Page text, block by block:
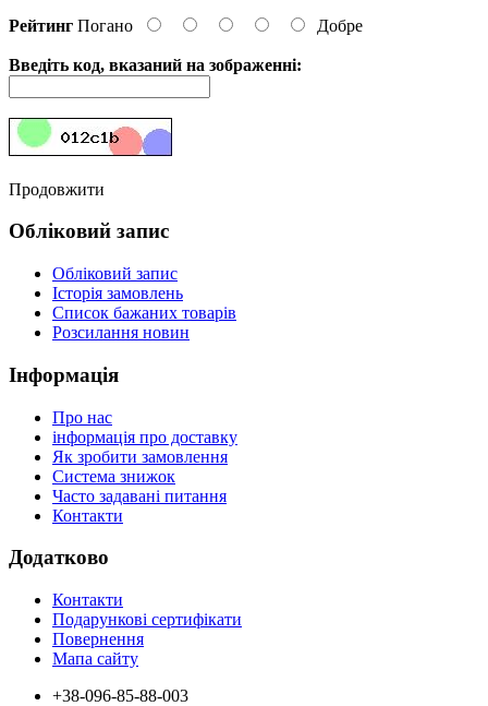
Рейтинг Погано Добре
Введіть код, вказаний на зображенні:
Продовжити
Обліковий запис
Обліковий запис
Історія замовлень
Список бажаних товарів
Розсилання новин
Інформація
Про нас
інформація про доставку
Як зробити замовлення
Система знижок
Часто задавані питання
Контакти
Додатково
Контакти
Подарункові сертифікати
Повернення
Мапа сайту
+38-096-85-88-003